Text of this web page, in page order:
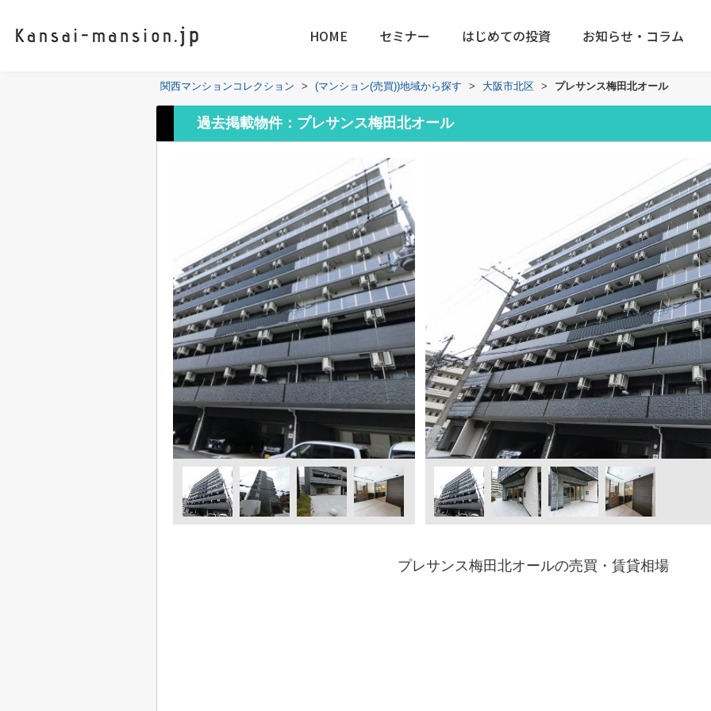
HOME セミナー はじめての投資 お知らせ・コラム
関西マンションコレクション > (マンション(売買))地域から探す > 大阪市北区 > プレサンス梅田北オール
過去掲載物件：プレサンス梅田北オール
プレサンス梅田北オールの売買・賃貸相場